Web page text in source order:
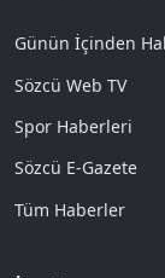
Günün İçinden
Sözcü Web TV
Spor Haberleri
Sözcü E-Gazete
Tüm Haberler